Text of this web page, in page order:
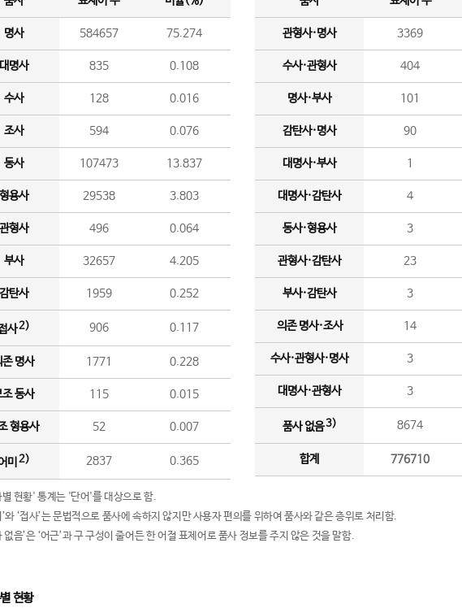
명사 584657 75.274
명사 835 0.108
수사 128 0.016
조사 594 0.076
동사 107473 13.837
용사 29538 3.803
형사 496 0.064
부사 32657 4.205
탄사 1959 0.252
사2) 906 0.117
존 명사 1771 0.228
조 동사 115 0.015
형용사 52 0.007
미 2) 2837 0.365
관형사·명사 3369
수사·관형사 404
명사·부사 101
감탄사·명사 90
대명사·부사 1
대명사·감탄사 4
동사·형용사 3
관형사·감탄사 23
부사·감탄사 3
의존 명사·조사 14
수사·관형사·명사 3
대명사·관형사 3
품사 없음3) 8674
합계 776710
현황' 통계는 '단어'를 대상으로 함.
와 ‘접사’는 문법적으로 품사에 속하지 않지만 사용자 편의를 위하여 품사와 같은 층위로 처리함.
없음’은 ‘어근’과 구 구성이 줄어든 한 어절 표제어로 품사 정보를 주지 않은 것을 말함.
현황